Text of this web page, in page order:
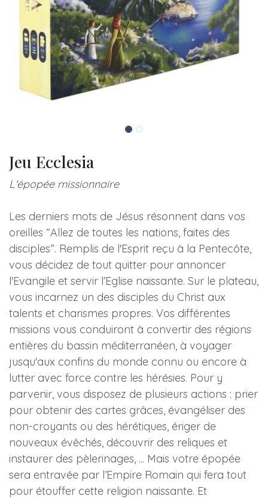
Jeu Ecclesia
L'épopée missionnaire
Les derniers mots de Jésus résonnent dans vos
oreilles “Allez de toutes les nations, faites des
disciples”. Remplis de l'Esprit reçu à la Pentecôte,
vous décidez de tout quitter pour annoncer
l'Evangile et servir l’Eglise naissante. Sur le plateau,
vous incarnez un des disciples du Christ aux
talents et charismes propres. Vos différentes
missions vous conduiront à convertir des régions
entières du bassin méditerranéen, à voyager
jusqu'aux confins du monde connu ou encore à
lutter avec force contre les hérésies. Pour y
parvenir, vous disposez de plusieurs actions : prier
pour obtenir des cartes grâces, évangéliser des
non-croyants ou des hérétiques, ériger de
nouveaux évêchés, découvrir des reliques et
instaurer des pèlerinages, ... Mais votre épopée
sera entravée par l’Empire Romain qui fera tout
pour étouffer cette religion naissante. Et